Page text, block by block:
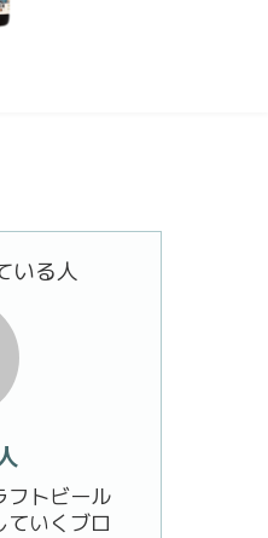
いる人
フトビール
ていくブロ